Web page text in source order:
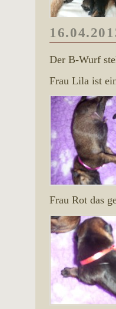
Der B-Wurf
Frau Lila ist
Frau Rot das